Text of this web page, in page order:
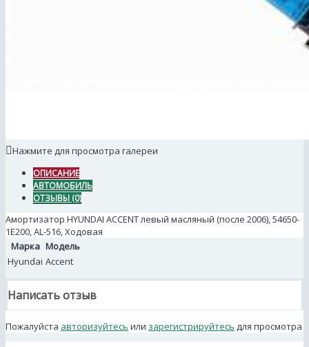
Нажмите для просмотра галереи
ОПИСАНИЕ
АВТОМОБИЛЬ
ОТЗЫВЫ (0)
Амортизатор HYUNDAI ACCENT левый масляный (после 2006), 54650-
1E200, AL-516, Ходовая
Марка Модель
Hyundai Accent
Написать отзыв
Пожалуйста авторизуйтесь или зарегистрируйтесь для просмотра